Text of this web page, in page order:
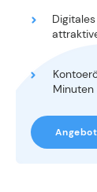
Angebot